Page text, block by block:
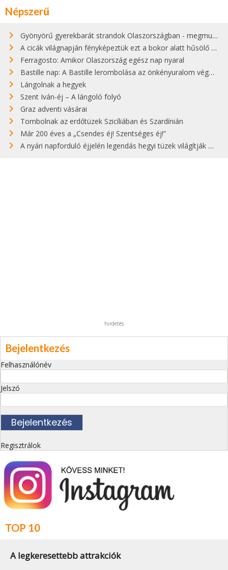
Népszerű
Gyönyörű gyerekbarát strandok Olaszországban - megmutatjuk a 15 legjobbat
A cicák világnapján fényképeztük ezt a bokor alatt hűsölő cicát Kisorosziban
Ferragosto: Amikor Olaszország egész nap nyaral
Bastille nap: A Bastille lerombolása az önkényuralom végét jelentette
Lángolnak a hegyek
Szent Iván-éj – A lángoló folyó
Graz adventi vásárai
Tombolnak az erdőtüzek Szicíliában és Szardínián
Már 200 éves a „Csendes éj! Szentséges éj!”
A nyári napforduló éjjelén legendás hegyi tüzek világítják meg Zugspitzét
hirdetés
Bejelentkezés
Felhasználónév
Jelszó
Regisztrálok
TOP 10
A legkeresettebb attrakciók